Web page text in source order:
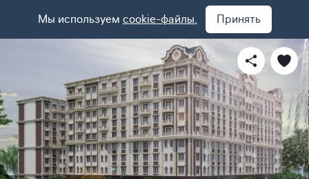
Мы используем cookie-файлы. Принять